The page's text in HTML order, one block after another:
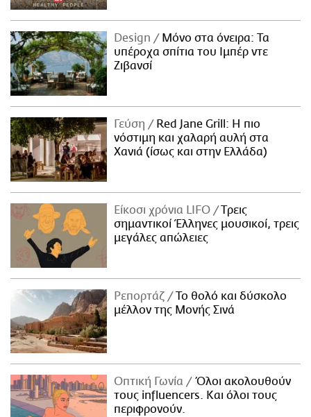
Design
Μόνο στα όνειρα: Τα
υπέροχα σπίτια του Ιμπέρ ντε
Ζιβανσί
Γεύση
Red Jane Grill: Η πιο
νόστιμη και χαλαρή αυλή στα
Χανιά (ίσως και στην Ελλάδα)
Είκοσι χρόνια LIFO
Tρεις
σημαντικοί Έλληνες μουσικοί, τρεις
μεγάλες απώλειες
Ρεπορτάζ
Το θολό και δύσκολο
μέλλον της Μονής Σινά
Οπτική Γωνία
Όλοι ακολουθούν
τους influencers. Και όλοι τους
περιφρονούν.